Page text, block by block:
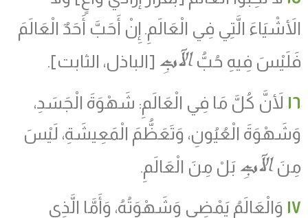
الأَشْيَاءَ الَّتِي فِي الْعَالَمِ. إِنْ أَحَبَّ أَحَدٌ الْعَالَمَ
فَلَيْسَ فِيهِ حُبُّالآبِ [الباذل، الثابت].
١٦ لأَنَّ كُلَّ مَا فِي الْعَالَمِ: شَهْوَةَ الْجَسَدِ،
وَشَهْوَةَ الْعُيُونِ، وَتَعَظُّمَ الْمَعِيشَةِ، لَيْسَ
مِنَالآبِ بَلْ مِنَ الْعَالَمِ.
١٧ وَالْعَالَمُ يَمْضِي وَشَهْوَتُهُ، وَأَمَّا الَّذِي